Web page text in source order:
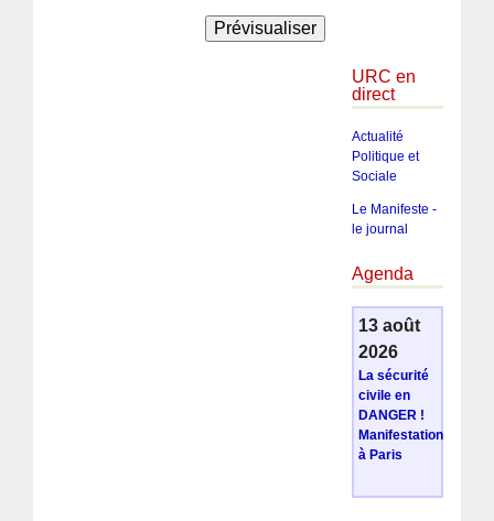
URC en
direct
Actualité
Politique et
Sociale
Le Manifeste -
le journal
Agenda
13 août
2026
La sécurité
civile en
DANGER !
Manifestation
à Paris